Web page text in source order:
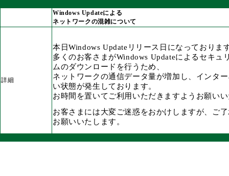
Windows Updateによる
ネットワークの混雑について
詳細
本日Windows Updateリリース日になっておりま
多くのお客さまがWindows Updateによるセキュ
ムのダウンロードを行うため、
ネットワークの通信データ量が増加し、インタ
い状態が発生しております。
お時間を置いてご利用いただきますようお願い
お客さまには大変ご迷惑をおかけしますが、ご
お願いいたします。